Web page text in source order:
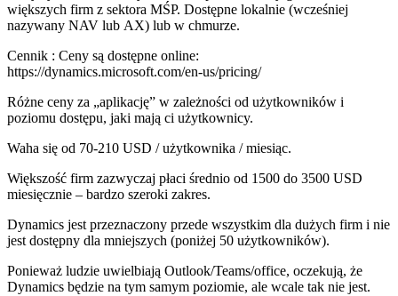
większych firm z sektora MŚP. Dostępne lokalnie (wcześniej
nazywany NAV lub AX) lub w chmurze.
Cennik : Ceny są dostępne online:
https://dynamics.microsoft.com/en-us/pricing/
Różne ceny za „aplikację” w zależności od użytkowników i
poziomu dostępu, jaki mają ci użytkownicy.
Waha się od 70-210 USD / użytkownika / miesiąc.
Większość firm zazwyczaj płaci średnio od 1500 do 3500 USD
miesięcznie – bardzo szeroki zakres.
Dynamics jest przeznaczony przede wszystkim dla dużych firm i nie
jest dostępny dla mniejszych (poniżej 50 użytkowników).
Ponieważ ludzie uwielbiają Outlook/Teams/office, oczekują, że
Dynamics będzie na tym samym poziomie, ale wcale tak nie jest.